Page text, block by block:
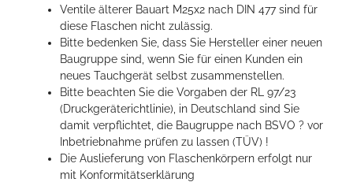
Ventile älterer Bauart M25x2 nach DIN 477 sind für
diese Flaschen nicht zulässig.
Bitte bedenken Sie, dass Sie Hersteller einer neuen
Baugruppe sind, wenn Sie für einen Kunden ein
neues Tauchgerät selbst zusammenstellen.
Bitte beachten Sie die Vorgaben der RL 97/23
(Druckgeräterichtlinie), in Deutschland sind Sie
damit verpflichtet, die Baugruppe nach BSVO ? vor
Inbetriebnahme prüfen zu lassen (TÜV) !
Die Auslieferung von Flaschenkörpern erfolgt nur
mit Konformitätserklärung